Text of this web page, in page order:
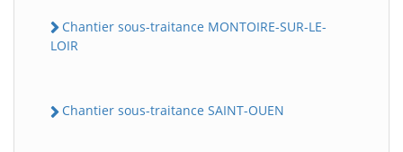
Chantier sous-traitance MONTOIRE-SUR-LE-
LOIR
Chantier sous-traitance SAINT-OUEN